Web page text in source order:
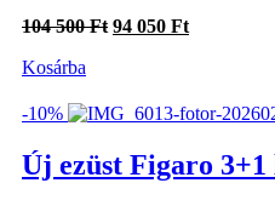
104 500Ft Original
500 Ft.
94 050 FtCurrent
050 Ft.
Kosárba
-10%
Új ezüst Figaro 3+1